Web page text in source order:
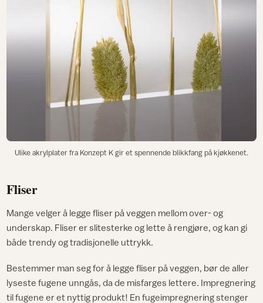
Ulike akrylplater fra Konzept K gir et spennende blikkfang på kjøkkenet.
Fliser
Mange velger å legge fliser på veggen mellom over- og
underskap. Fliser er slitesterke og lette å rengjøre, og kan gi
både trendy og tradisjonelle uttrykk.
Bestemmer man seg for å legge fliser på veggen, bør de aller
lyseste fugene unngås, da de misfarges lettere. Impregnering
til fugene er et nyttig produkt! En fugeimpregnering stenger